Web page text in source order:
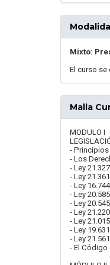
Mixto:
El curso se
Malla
MODULO I
-
- Los
- Ley
- Ley
- Ley
- Ley
- Ley
- Ley
- Ley
- Ley
- Ley
- El Código